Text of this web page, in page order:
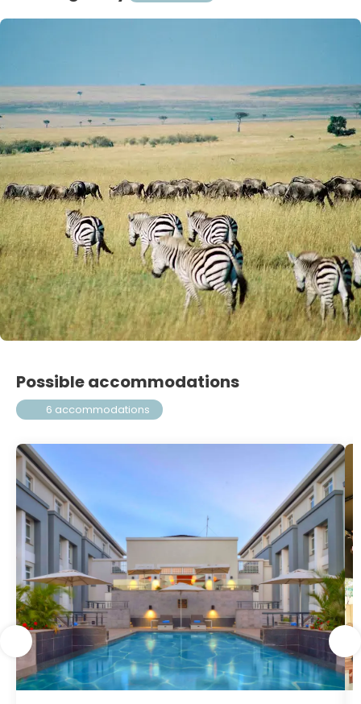
Possible accommodations
6 accommodations